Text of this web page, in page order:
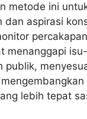
metode ini
dan aspirasi
menanggapi
publik,
lebih tepat